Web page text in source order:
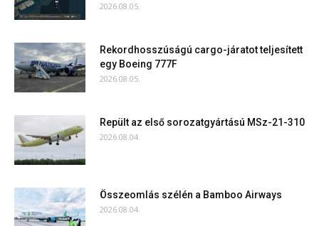
2026.08.05.
Rekordhosszúságú cargo-járatot teljesített
egy Boeing 777F
2026.08.05.
Repült az első sorozatgyártású MSz-21-310
2026.08.04.
Összeomlás szélén a Bamboo Airways
2026.08.04.